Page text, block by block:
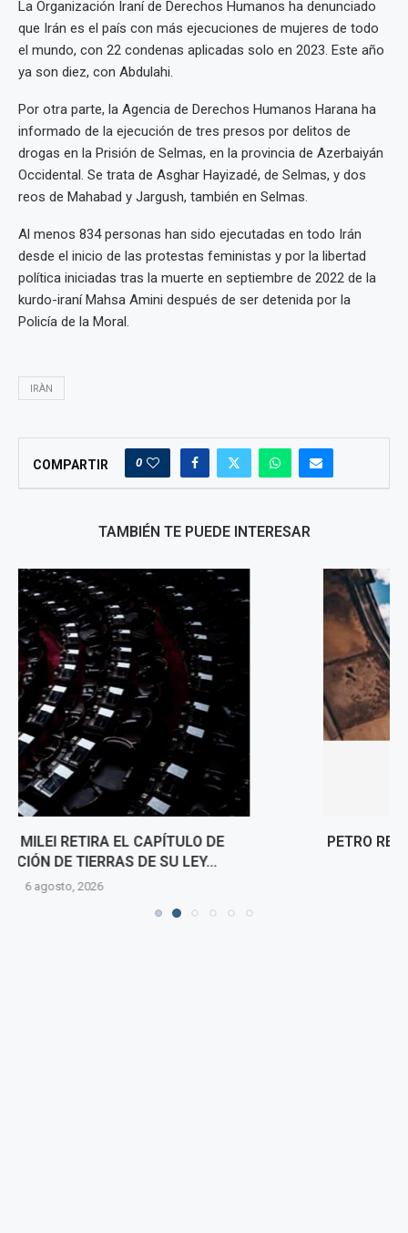
La Organización Iraní de Derechos Humanos ha denunciado
que Irán es el país con más ejecuciones de mujeres de todo
el mundo, con 22 condenas aplicadas solo en 2023. Este año
ya son diez, con Abdulahi.
Por otra parte, la Agencia de Derechos Humanos Harana ha
informado de la ejecución de tres presos por delitos de
drogas en la Prisión de Selmas, en la provincia de Azerbaiyán
Occidental. Se trata de Asghar Hayizadé, de Selmas, y dos
reos de Mahabad y Jargush, también en Selmas.
Al menos 834 personas han sido ejecutadas en todo Irán
desde el inicio de las protestas feministas y por la libertad
política iniciadas tras la muerte en septiembre de 2022 de la
kurdo-iraní Mahsa Amini después de ser detenida por la
Policía de la Moral.
IRÀN
COMPARTIR 0
TAMBIÉN TE PUEDE INTERESAR
PETRO RETIRA DE LA MESA DE DIÁLOGO A MIEMBROS
DE LAS DISIDENCIAS DE 'CALARCÁ'